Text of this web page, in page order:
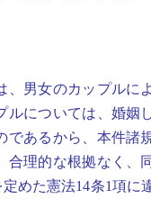
、男女のカップルに
ルについては、婚姻
であるから、本件諸
合理的な根拠なく、
めた憲法14条1項に